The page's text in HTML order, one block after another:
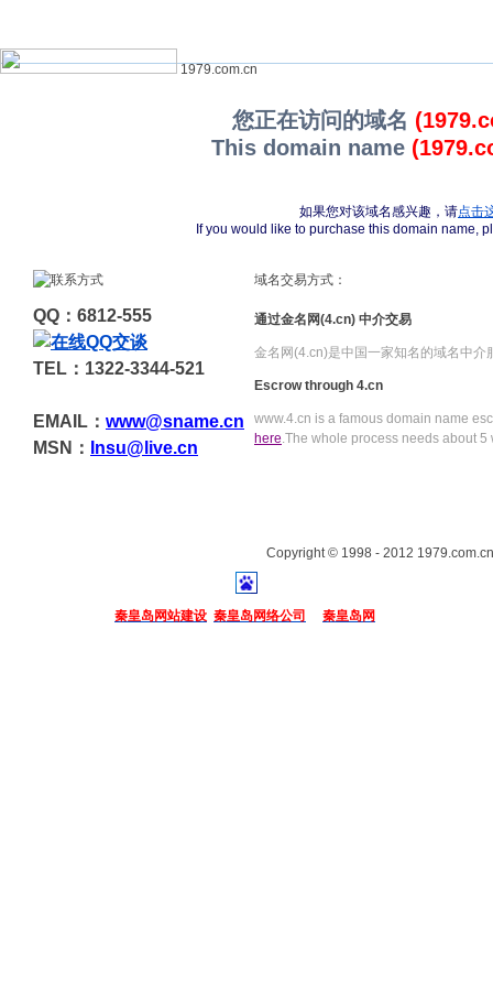
1979.com.cn
您正在访问的域名
This domain name
如果您对该域名感兴趣，请点击
If you would like to purchase this domain name,
QQ：6812-555
TEL：1322-3344-521
EMAIL： www@sname.cn
MSN：
Insu@live.cn
域名交易方式：
通过金名网(4.cn) 中介交易
金名网(4.cn)是中国一家知名的域名中介
Escrow through 4.cn
www.4.cn is a famous domain name
here.The whole process needs about 5
Copyright © 1998 - 2012
秦皇岛网站建设 秦皇岛网络公司 秦皇岛网